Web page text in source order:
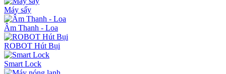
Máy sấy
Âm Thanh - Loa
ROBOT Hút Bụi
Smart Lock